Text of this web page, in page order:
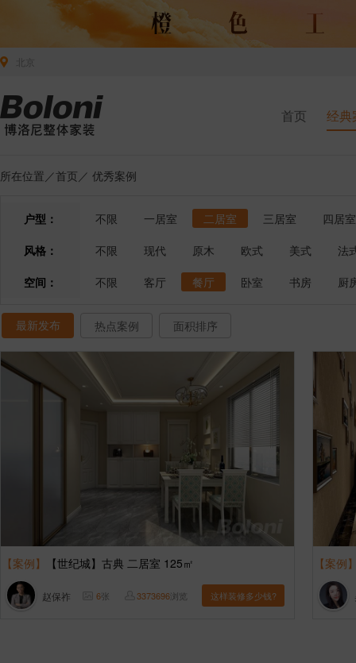
首页 经典
所在位置／首页 ／ 优秀案例
户型： 不限 一居室 二居室 三居室
四居室
风格：
不限 现代 原木 欧式 美式
法
空间：
不限 客厅 餐厅 卧室 书房 厨
最新发布 热点案例 面积排序
【案例】 【世纪城】古典 二居室 125㎡
赵保祚 6张 3373696浏览 这样装修多少钱?
【案例